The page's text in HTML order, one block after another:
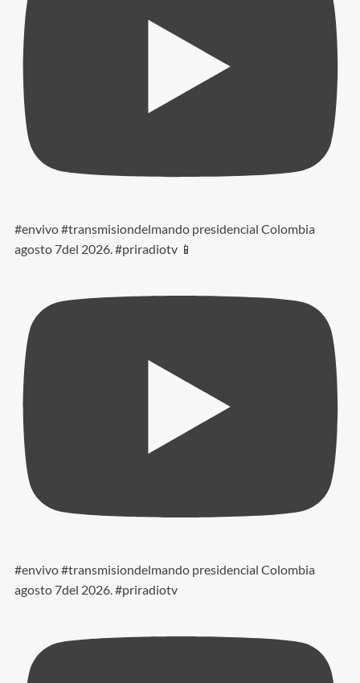
#envivo #transmisiondelmando presidencial Colombia
agosto 7del 2026. #priradiotv 📱
#envivo #transmisiondelmando presidencial Colombia
agosto 7del 2026. #priradiotv